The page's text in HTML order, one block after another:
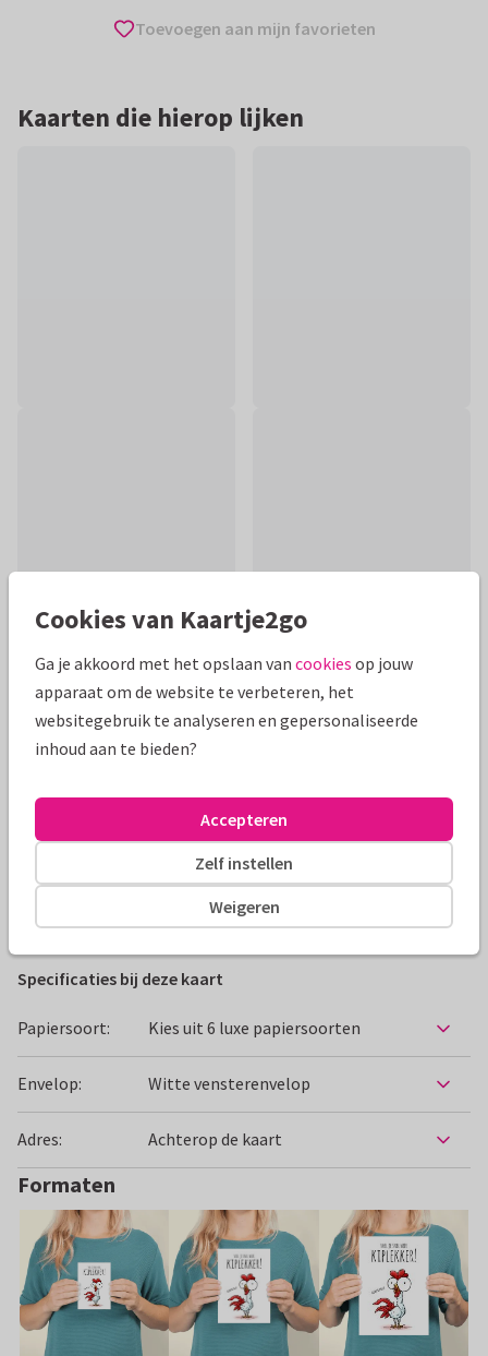
Toevoegen aan mijn favorieten
Kaarten die hierop lijken
Productinformatie
Grappige beterschapskaart met een kip om een hart onder
boodschap!
Alle kaarten zijn helemaal naar wens aan te passen
Kaj Ockels
Specificaties bij deze kaart
Papiersoort: Kies uit 6 luxe papiersoorten
Envelop: Witte vensterenvelop
Adres: Achterop de kaart
Formaten
Cookies van Kaartje2go
Ga je akkoord met het opslaan van cookies op jouw
apparaat om de website te verbeteren, het
websitegebruik te analyseren en gepersonaliseerde
inhoud aan te bieden?
Weigeren
Zelf instellen
Accepteren